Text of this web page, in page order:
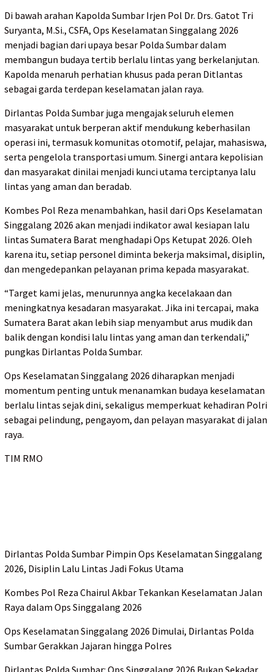
Di bawah arahan Kapolda Sumbar Irjen Pol Dr. Drs. Gatot Tri
Suryanta, M.Si., CSFA, Ops Keselamatan Singgalang 2026
menjadi bagian dari upaya besar Polda Sumbar dalam
membangun budaya tertib berlalu lintas yang berkelanjutan.
Kapolda menaruh perhatian khusus pada peran Ditlantas
sebagai garda terdepan keselamatan jalan raya.
Dirlantas Polda Sumbar juga mengajak seluruh elemen
masyarakat untuk berperan aktif mendukung keberhasilan
operasi ini, termasuk komunitas otomotif, pelajar, mahasiswa,
serta pengelola transportasi umum. Sinergi antara kepolisian
dan masyarakat dinilai menjadi kunci utama terciptanya lalu
lintas yang aman dan beradab.
Kombes Pol Reza menambahkan, hasil dari Ops Keselamatan
Singgalang 2026 akan menjadi indikator awal kesiapan lalu
lintas Sumatera Barat menghadapi Ops Ketupat 2026. Oleh
karena itu, setiap personel diminta bekerja maksimal, disiplin,
dan mengedepankan pelayanan prima kepada masyarakat.
“Target kami jelas, menurunnya angka kecelakaan dan
meningkatnya kesadaran masyarakat. Jika ini tercapai, maka
Sumatera Barat akan lebih siap menyambut arus mudik dan
balik dengan kondisi lalu lintas yang aman dan terkendali,”
pungkas Dirlantas Polda Sumbar.
Ops Keselamatan Singgalang 2026 diharapkan menjadi
momentum penting untuk menanamkan budaya keselamatan
berlalu lintas sejak dini, sekaligus memperkuat kehadiran Polri
sebagai pelindung, pengayom, dan pelayan masyarakat di jalan
raya.
TIM RMO
Dirlantas Polda Sumbar Pimpin Ops Keselamatan Singgalang
2026, Disiplin Lalu Lintas Jadi Fokus Utama
Kombes Pol Reza Chairul Akbar Tekankan Keselamatan Jalan
Raya dalam Ops Singgalang 2026
Ops Keselamatan Singgalang 2026 Dimulai, Dirlantas Polda
Sumbar Gerakkan Jajaran hingga Polres
Dirlantas Polda Sumbar: Ops Singgalang 2026 Bukan Sekadar